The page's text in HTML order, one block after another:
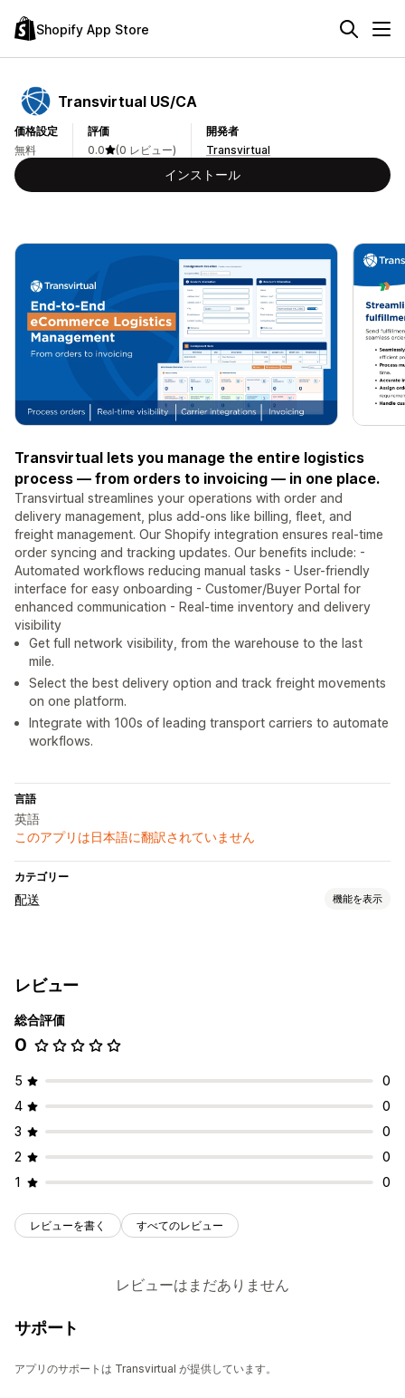
Shopify App Store
Transvirtual US/CA
価格設定
無料
評価
0.0
(0 レビュー)
開発者
Transvirtual
インストール
Transvirtual lets you manage the entire logistics
process — from orders to invoicing — in one place.
Transvirtual streamlines your operations with order and
delivery management, plus add-ons like billing, fleet, and
freight management. Our Shopify integration ensures real-time
order syncing and tracking updates. Our benefits include: -
Automated workflows reducing manual tasks - User-friendly
interface for easy onboarding - Customer/Buyer Portal for
enhanced communication - Real-time inventory and delivery
visibility
Get full network visibility, from the warehouse to the last
mile.
Select the best delivery option and track freight movements
on one platform.
Integrate with 100s of leading transport carriers to automate
workflows.
言語
英語
このアプリは日本語に翻訳されていません
カテゴリー
配送 機能を表示
リアルタイム追跡
レビュー
総合評価
0
5
0
4
0
3
0
2
0
1
0
レビューを書く すべてのレビュー
レビューはまだありません
サポート
アプリのサポートは Transvirtual が提供しています。